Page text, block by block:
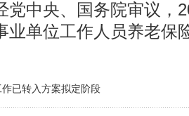
中央、国务院审议，
业单位工作人员养老保
已转入方案拟定阶段